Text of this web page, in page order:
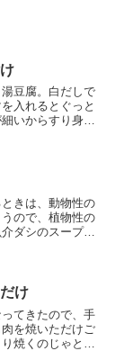
豆腐。白だしで
入れるとぐっと
いからすり身の
きは、動物性の
ので、植物性の
ダシのスープに
け
てきたので、手
を焼いただけご
焼くのじゃとど